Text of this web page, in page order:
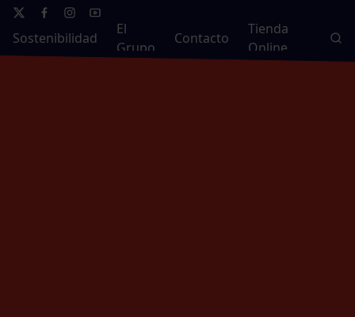
Sostenibilidad
El
Grupo
Contacto
Tienda
Online